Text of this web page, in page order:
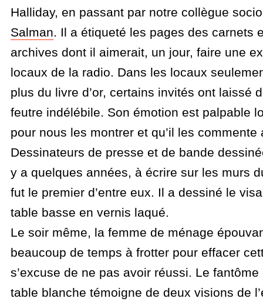
Halliday, en passant par notre collègue
Salman. Il a étiqueté les pages des carnets
archives dont il aimerait, un jour, faire une
locaux de la radio. Dans les locaux
plus du livre d’or, certains invités ont laissé
feutre indélébile. Son émotion est palpable
pour nous les montrer et qu’il les commente
Dessinateurs de presse et de bande
y a quelques années, à écrire sur les murs
fut le premier d’entre eux. Il a dessiné le
table basse en vernis laqué.
Le soir même, la femme de ménage
beaucoup de temps à frotter pour effacer
s’excuse de ne pas avoir réussi. Le
table blanche témoigne de deux visions de